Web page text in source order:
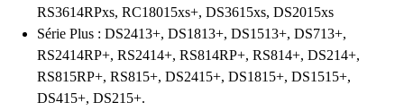
RS3614RPxs, RC18015xs+, DS3615xs, DS2015xs
Série Plus : DS2413+, DS1813+, DS1513+, DS713+,
RS2414RP+, RS2414+, RS814RP+, RS814+, DS214+,
RS815RP+, RS815+, DS2415+, DS1815+, DS1515+,
DS415+, DS215+.